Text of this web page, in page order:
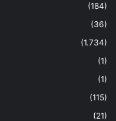
(184)
(36)
(1.734)
(1)
(1)
(115)
(21)